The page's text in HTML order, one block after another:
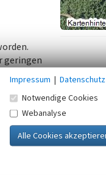
geringen
sind
Halden
mehr
hat.
Dort
Impressum | Datenschutz
Notwendige Cookies
Webanalyse